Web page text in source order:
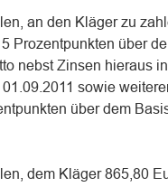
an den Kläger zu
Prozentpunkten über
nebst Zinsen hieraus
sowie
über dem
dem Kläger 865,80